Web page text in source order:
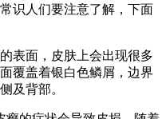
识人们要注意了解，下面
表面，皮肤上会出现很多
覆盖着银白色鳞屑，边界
及背部。